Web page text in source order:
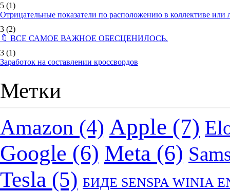
5 (1)
Отрицательные показатели по расположению в коллективе
3 (2)
🔖 ВСЕ САМОЕ ВАЖНОЕ ОБЕСЦЕНИЛОСЬ.
3 (1)
Заработок на составлении кроссвордов
Метки
Amazon (4) Apple (7)
Google (6) Meta (6)
Tesla (5) БИДЕ SENSPA WINIA